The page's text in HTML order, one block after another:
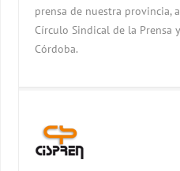
prensa de nuestra provincia,
Círculo Sindical de la Prensa
Córdoba.